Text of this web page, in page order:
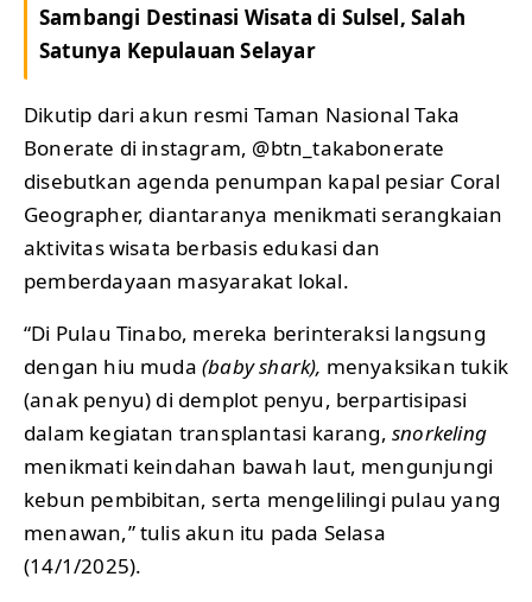
Sambangi Destinasi Wisata di Sulsel, Salah
Satunya Kepulauan Selayar
Dikutip dari akun resmi Taman Nasional Taka
Bonerate di instagram, @btn_takabonerate
disebutkan agenda penumpan kapal pesiar Coral
Geographer, diantaranya menikmati serangkaian
aktivitas wisata berbasis edukasi dan
pemberdayaan masyarakat lokal.
“Di Pulau Tinabo, mereka berinteraksi langsung
dengan hiu muda(baby shark), menyaksikan tukik
(anak penyu) di demplot penyu, berpartisipasi
dalam kegiatan transplantasi karang,snorkeling
menikmati keindahan bawah laut, mengunjungi
kebun pembibitan, serta mengelilingi pulau yang
menawan,” tulis akun itu pada Selasa
(14/1/2025).